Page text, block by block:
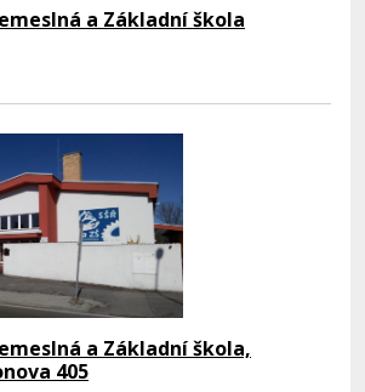
a Základní škola
a Základní škola,
405